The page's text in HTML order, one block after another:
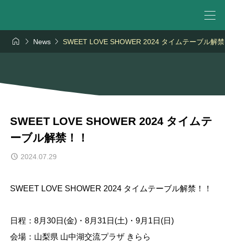
  News  SWEET LOVE SHOWER 2024 タイムテーブル解
SWEET LOVE SHOWER 2024 タイムテ
ーブル解禁！！
2024.07.29
SWEET LOVE SHOWER 2024 タイムテーブル解禁！！
日程：8月30日(金)・8月31日(土)・9月1日(日)
会場：山梨県 山中湖交流プラザ きらら